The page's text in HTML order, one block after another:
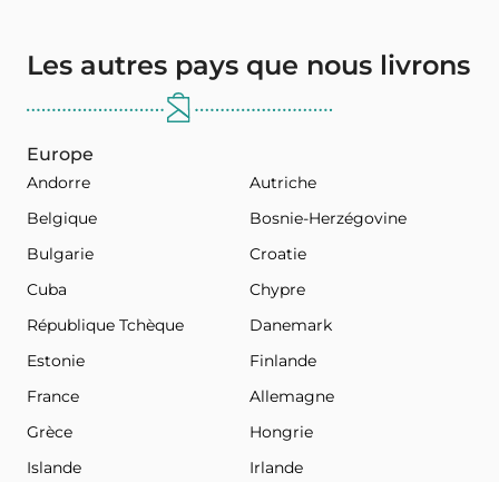
Les autres pays que nous livrons
Europe
Andorre
Autriche
Belgique
Bosnie-Herzégovine
Bulgarie
Croatie
Cuba
Chypre
République Tchèque
Danemark
Estonie
Finlande
France
Allemagne
Grèce
Hongrie
Islande
Irlande